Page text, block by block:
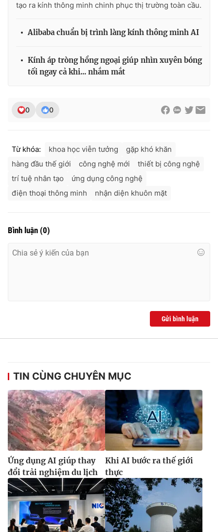
tạo ra kính thông minh chinh phục thị trường toàn cầu.
Alibaba chuẩn bị trình làng kính thông minh AI
Kính áp tròng hồng ngoại giúp nhìn xuyên bóng
tối ngay cả khi... nhắm mắt
0 0
Từ khóa: khoa học viễn tưởng
gặp khó khăn
hàng đầu thế giới
công nghệ mới
thiết bị công nghệ
trí tuệ nhân tạo
ứng dụng công nghệ
điện thoại thông minh
nhận diện khuôn mặt
Bình luận (0)
Gửi bình luận
TIN CÙNG CHUYÊN MỤC
Ứng dụng AI giúp thay
đổi trải nghiệm du lịch
Khi AI bước ra thế giới
thực